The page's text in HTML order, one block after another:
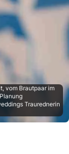
vom Brautpaar im
Traurednerin